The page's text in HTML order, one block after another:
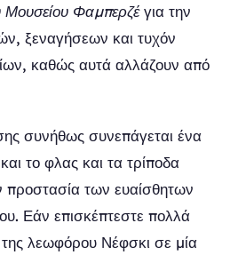
Μουσείου Φαμπερζέγια την
ξεναγήσεων και τυχόν
καθώς αυτά αλλάζουν από
συνήθως συνεπάγεται ένα
το φλας και τα τρίποδα
προστασία των ευαίσθητων
Εάν επισκέπτεστε πολλά
λεωφόρου Νέφσκι σε μία